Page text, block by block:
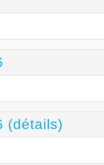
(détails)